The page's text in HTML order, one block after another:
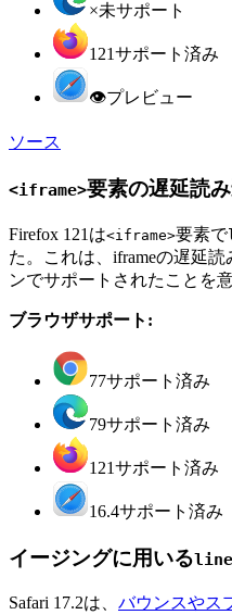
×未サポート
121サポート済み
👁プレビュー
ソース
<iframe>要素の遅延読
Firefox 121は<iframe>要素で
た。これは、iframeの遅延
ンでサポートされたことを
ブラウザサポート:
77サポート済み
79サポート済み
121サポート済み
16.4サポート済み
イージングに用いる
Safari 17.2は、 バウンスやス